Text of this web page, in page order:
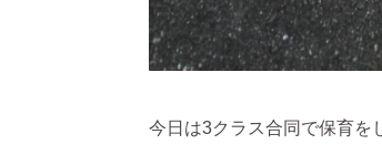
今日は3クラス合同で保育を